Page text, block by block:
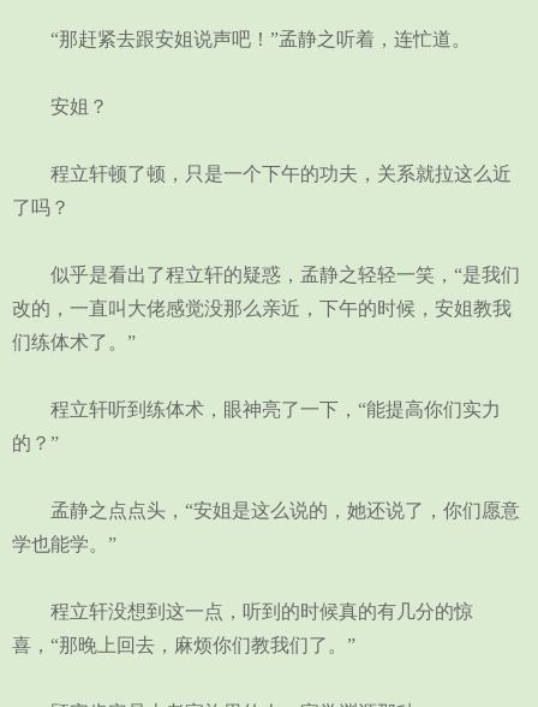
“那赶紧去跟安姐说声吧！”孟静之听着，连忙道。
安姐？
程立轩顿了顿，只是一个下午的功夫，关系就拉这么近
了吗？
似乎是看出了程立轩的疑惑，孟静之轻轻一笑，“是我们
改的，一直叫大佬感觉没那么亲近，下午的时候，安姐教我
们练体术了。”
程立轩听到练体术，眼神亮了一下，“能提高你们实力
的？”
孟静之点点头，“安姐是这么说的，她还说了，你们愿意
学也能学。”
程立轩没想到这一点，听到的时候真的有几分的惊
喜，“那晚上回去，麻烦你们教我们了。”